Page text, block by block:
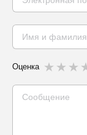
Оценка